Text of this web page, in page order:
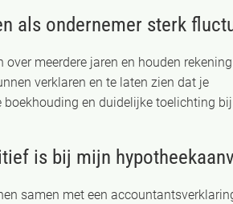
als ondernemer sterk
meerdere jaren en houden
verklaren en te laten zien dat je
en duidelijke toelichting
is bij mijn
samen met een